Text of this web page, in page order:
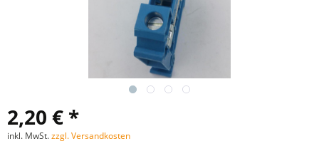
2,20 € *
inkl. MwSt.zzgl. Versandkosten